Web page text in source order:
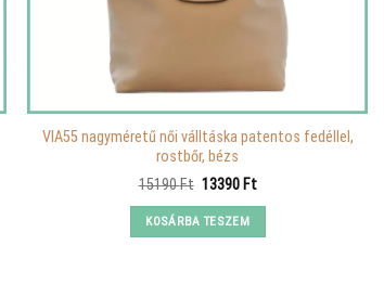
VIA55 nagyméretű női válltáska patentos fedéllel,
rostbőr, bézs
15190Ft Original
was:
15190 Ft.
13390 FtCurrent
KOSÁRBA TESZEM